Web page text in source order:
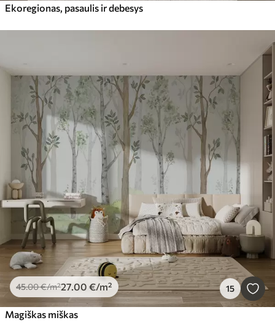
Ekoregionas, pasaulis ir debesys
45.00€/m²27.00 €/m² 15
Magiškas miškas